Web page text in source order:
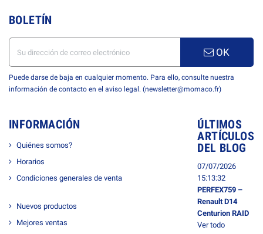
BOLETÍN
OK
Puede darse de baja en cualquier momento. Para ello, consulte nuestra
información de contacto en el aviso legal. (newsletter@momaco.fr)
INFORMACIÓN
Quiénes somos?
Horarios
Condiciones generales de venta
Nuevos productos
Mejores ventas
ÚLTIMOS
ARTÍCULOS
DEL BLOG
07/07/2026
15:13:32
PERFEX759 –
Renault D14
Centurion RAID
Ver todo